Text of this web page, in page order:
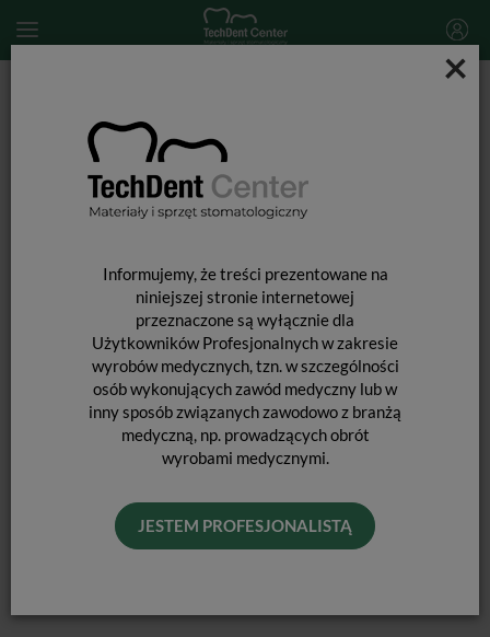
×
Informujemy, że treści prezentowane na
niniejszej stronie internetowej
przeznaczone są wyłącznie dla
Użytkowników Profesjonalnych w zakresie
wyrobów medycznych, tzn. w szczególności
osób wykonujących zawód medyczny lub w
inny sposób związanych zawodowo z branżą
medyczną, np. prowadzących obrót
wyrobami medycznymi.
JESTEM PROFESJONALISTĄ
MATERIAŁY WYPEŁNIENIOWE ŚWIATŁOUTWARDZALNE
Evetric BULK Fill / strzykawka 3,5g
EVETRIC BULK FILL / STRZYKAWKA